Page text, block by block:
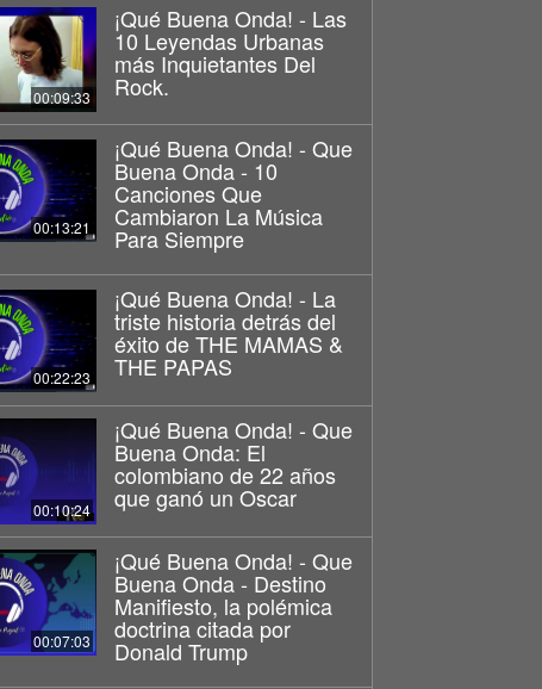
00:09:33
¡Qué Buena Onda! - Las
10 Leyendas Urbanas
más Inquietantes Del
Rock.
00:13:21
¡Qué Buena Onda! - Que
Buena Onda - 10
Canciones Que
Cambiaron La Música
Para Siempre
00:22:23
¡Qué Buena Onda! - La
triste historia detrás del
éxito de THE MAMAS &
THE PAPAS
00:10:24
¡Qué Buena Onda! - Que
Buena Onda: El
colombiano de 22 años
que ganó un Oscar
00:07:03
¡Qué Buena Onda! - Que
Buena Onda - Destino
Manifiesto, la polémica
doctrina citada por
Donald Trump